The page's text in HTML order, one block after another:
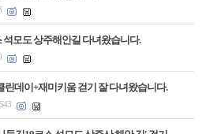
석모도 상주해안길 다녀왔습니다.
린데이+재미키움 걷기 잘 다녀왔습니다.